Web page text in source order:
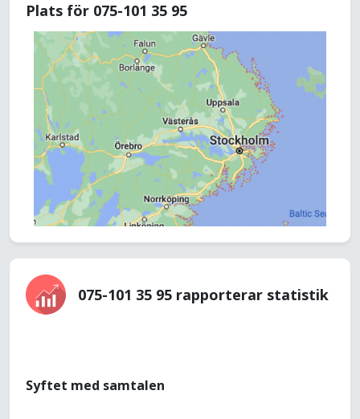
Plats för 075-101 35 95
075-101 35 95 rapporterar statistik
Syftet med samtalen